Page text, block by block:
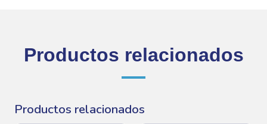
Productos relacionados
Productos relacionados